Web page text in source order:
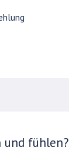
und fühlen?